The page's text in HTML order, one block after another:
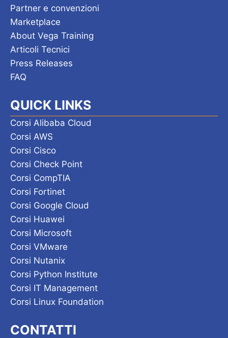
Partner e convenzioni
Marketplace
About Vega Training
Articoli Tecnici
Press Releases
FAQ
QUICK LINKS
Corsi Alibaba Cloud
Corsi AWS
Corsi Cisco
Corsi Check Point
Corsi CompTIA
Corsi Fortinet
Corsi Google Cloud
Corsi Huawei
Corsi Microsoft
Corsi VMware
Corsi Nutanix
Corsi Python Institute
Corsi IT Management
Corsi Linux Foundation
CONTATTI